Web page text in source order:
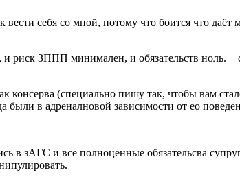
себя со мной, потому что боится что даёт
риск ЗППП минимален, и обязательств ноль. +
консерва (специально пишу так, чтобы вам
были в адреналновой зависимости от ео
в зАГС и все полноценные обязательсва